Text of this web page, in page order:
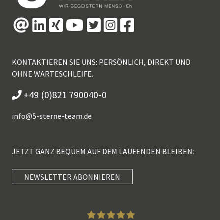
KONTAKTIEREN SIE UNS: PERSÖNLICH, DIREKT UND
OHNE WARTESCHLEIFE.
+49 (0)821 790040-0
info@5-sterne-team.de
JETZT GANZ BEQUEM AUF DEM LAUFENDEN BLEIBEN:
NEWSLETTER ABONNIEREN